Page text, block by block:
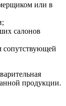
или в
салонов
сопутствующей
продукции.